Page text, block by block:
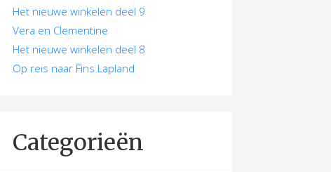
Het nieuwe winkelen deel 9
Vera en Clementine
Het nieuwe winkelen deel 8
Op reis naar Fins Lapland
Categorieën